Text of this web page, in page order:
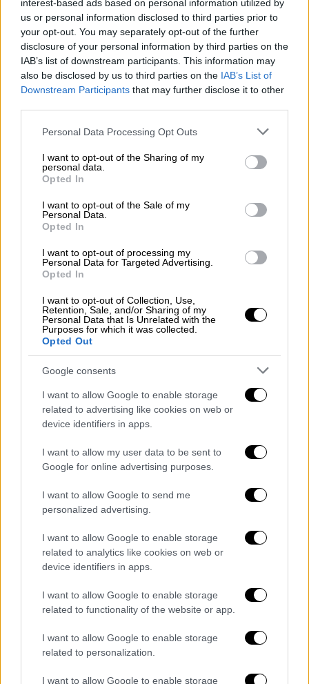
interest-based ads based on personal information utilized by
us or personal information disclosed to third parties prior to
your opt-out. You may separately opt-out of the further
disclosure of your personal information by third parties on the
IAB’s list of downstream participants. This information may
also be disclosed by us to third parties on the IAB’s List of
Downstream Participants that may further disclose it to other
Please note that this website/app uses one or more Google
not limited to your visit or usage behaviour. You may click to
grant or deny consent to Google and its third-party tags to
use your data for below specified purposes in below Google
consent section.
Personal Data Processing Opt Outs
I want to opt-out of the Sharing of my
personal data.
Opted In
I want to opt-out of the Sale of my
Personal Data.
Opted In
I want to opt-out of processing my
Personal Data for Targeted Advertising.
Opted In
I want to opt-out of Collection, Use,
Retention, Sale, and/or Sharing of my
Personal Data that Is Unrelated with the
Purposes for which it was collected.
Opted Out
Google consents
I want to allow Google to enable storage
related to advertising like cookies on web or
device identifiers in apps.
I want to allow my user data to be sent to
Google for online advertising purposes.
I want to allow Google to send me
personalized advertising.
I want to allow Google to enable storage
related to analytics like cookies on web or
device identifiers in apps.
I want to allow Google to enable storage
related to functionality of the website or app.
I want to allow Google to enable storage
related to personalization.
I want to allow Google to enable storage
φτάσει στην έδρα του νομού. Τουλάχιστον
10 φορές το έχω ζητήσει εγγράφως χωρίς
να υπολογίζω τις προφορικές οχλήσεις».
Σύμφωνα με τον δήμαρχο παραμένει
όγκο οχημάτων μπορεί να δεχτεί αυτόν τον
κυκλοφοριακό φόρτο.«Προφανώς και αυτή η
γέφυρα θα πρέπει να ελεγχθεί για τις
δεχτεί. Δεν υπάρχει κάτι αυτή την στιγμή. Αν
όμως η ένταση της κυκλοφορίας αυξηθεί
προφανώς και υπάρχει θέμα».
«Κάθε φορά που βρέχει κατεβαίνουν
καινούργια φερτά υλικά και κλείνουν
το δρόμο»
Την ίδια ώρα ο δρόμος Πολυφύτου-η
επόμενη εναλλακτική διαδρομή- υπέστη
ζημιές μετά από μία θεομηνία του 2020 και
τα ρέματα κατέβασαν εκατοντάδες τόνους
φερτών υλικών με αποτέλεσμα να κλείσουν
τα περάσματα.Έκτοτε ο δήμος Βελβεντού
ζήτησε να γίνει καθαρισμός ρεμάτων, ο
οποίος όμως δεν έγινε σύμφωνα με τον
δήμαρχο. «Ζητήσαμε να τον κάνουμε εμείς
ως δήμος αλλά δεν μας επιτρεπόταν γιατί η
τεχνικές υπηρεσίες της Περιφέρειας.
Πήραμε πρωτοβουλία στα όρια της
νομιμότητας και κάναμε ανοίγματα για να
περνούν τα οχήματα των εργαζομένων αλλά
κάθε φορά που βρέχει κατεβαίνουν
καινούργια φερτά υλικά και κλείνουν το
δρόμο. Χρησιμοποιούμε σκαπτικά